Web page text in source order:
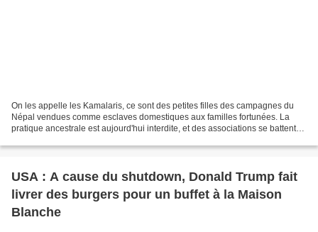
On les appelle les Kamalaris, ce sont des petites filles des campagnes du
Népal vendues comme esclaves domestiques aux familles fortunées. La
pratique ancestrale est aujourd'hui interdite, et des associations se battent
USA : A cause du shutdown, Donald Trump fait
livrer des burgers pour un buffet à la Maison
Blanche